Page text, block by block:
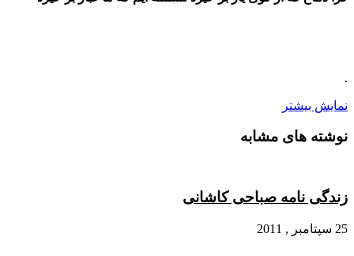
.
نمایش بیشتر
نوشته های مشابه
زندگی نامه صباحی کاشانی
25 سپتامبر , 2011